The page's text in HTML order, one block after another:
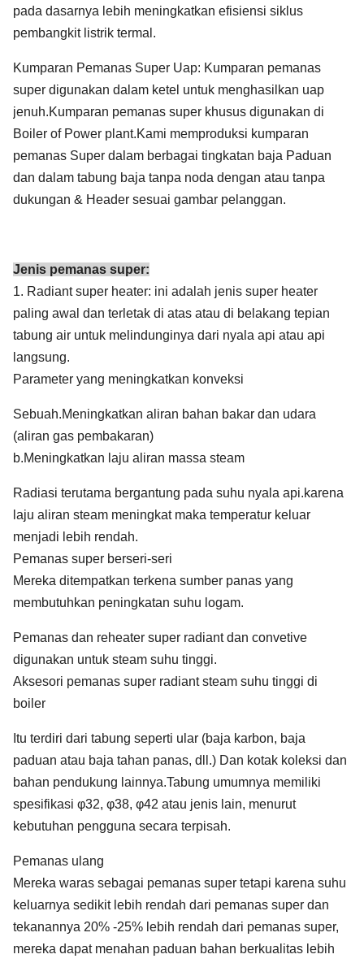
pada dasarnya lebih meningkatkan efisiensi siklus
pembangkit listrik termal.
Kumparan Pemanas Super Uap: Kumparan pemanas
super digunakan dalam ketel untuk menghasilkan uap
jenuh.Kumparan pemanas super khusus digunakan di
Boiler of Power plant.Kami memproduksi kumparan
pemanas Super dalam berbagai tingkatan baja Paduan
dan dalam tabung baja tanpa noda dengan atau tanpa
dukungan & Header sesuai gambar pelanggan.
Jenis pemanas super:
1. Radiant super heater: ini adalah jenis super heater
paling awal dan terletak di atas atau di belakang tepian
tabung air untuk melindunginya dari nyala api atau api
langsung.
Parameter yang meningkatkan konveksi
Sebuah.Meningkatkan aliran bahan bakar dan udara
(aliran gas pembakaran)
b.Meningkatkan laju aliran massa steam
Radiasi terutama bergantung pada suhu nyala api.karena
laju aliran steam meningkat maka temperatur keluar
menjadi lebih rendah.
Pemanas super berseri-seri
Mereka ditempatkan terkena sumber panas yang
membutuhkan peningkatan suhu logam.
Pemanas dan reheater super radiant dan convetive
digunakan untuk steam suhu tinggi.
Aksesori pemanas super radiant steam suhu tinggi di
boiler
Itu terdiri dari tabung seperti ular (baja karbon, baja
paduan atau baja tahan panas, dll.) Dan kotak koleksi dan
bahan pendukung lainnya.Tabung umumnya memiliki
spesifikasi φ32, φ38, φ42 atau jenis lain, menurut
kebutuhan pengguna secara terpisah.
Pemanas ulang
Mereka waras sebagai pemanas super tetapi karena suhu
keluarnya sedikit lebih rendah dari pemanas super dan
tekanannya 20% -25% lebih rendah dari pemanas super,
mereka dapat menahan paduan bahan berkualitas lebih